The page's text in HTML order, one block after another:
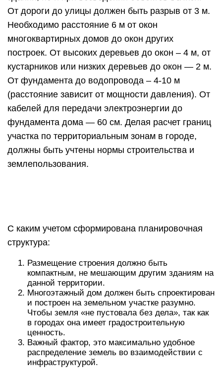
От дороги до улицы должен быть разрыв от 3 м.
Необходимо расстояние 6 м от окон
многоквартирных домов до окон других
построек. От высоких деревьев до окон – 4 м, от
кустарников или низких деревьев до окон — 2 м.
От фундамента до водопровода – 4-10 м
(расстояние зависит от мощности давления). От
кабелей для передачи электроэнергии до
фундамента дома — 60 см. Делая расчет границ
участка по территориальным зонам в городе,
должны быть учтены нормы строительства и
землепользования.
С каким учетом сформирована планировочная
структура:
Размещение строения должно быть
компактным, не мешающим другим зданиям на
данной территории.
Многоэтажный дом должен быть спроектирован
и построен на земельном участке разумно.
Чтобы земля «не пустовала без дела», так как
в городах она имеет градостроительную
ценность.
Важный фактор, это максимально удобное
распределение земель во взаимодействии с
инфраструктурой.